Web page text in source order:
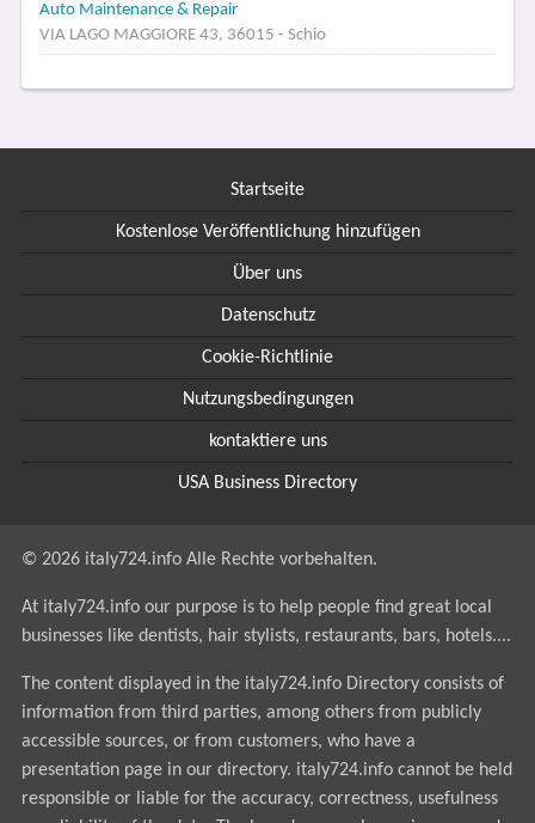
Auto Maintenance & Repair
VIA LAGO MAGGIORE 43, 36015 - Schio
Startseite
Kostenlose Veröffentlichung hinzufügen
Über uns
Datenschutz
Cookie-Richtlinie
Nutzungsbedingungen
kontaktiere uns
USA Business Directory
© 2026 italy724.info Alle Rechte vorbehalten.
At italy724.info our purpose is to help people find great local
businesses like dentists, hair stylists, restaurants, bars, hotels....
The content displayed in the italy724.info Directory consists of
information from third parties, among others from publicly
accessible sources, or from customers, who have a
presentation page in our directory. italy724.info cannot be held
responsible or liable for the accuracy, correctness, usefulness